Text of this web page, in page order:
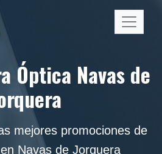
Óptica Navas de
mejores promociones de
Navas de Jorquera